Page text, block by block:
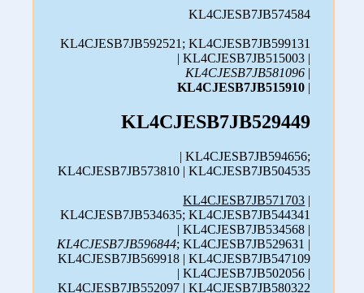
KL4CJESB7JB574584
KL4CJESB7JB592521; KL4CJESB7JB599131
| KL4CJESB7JB515003 |
KL4CJESB7JB581096 |
KL4CJESB7JB515910 |
KL4CJESB7JB529449
| KL4CJESB7JB594656;
KL4CJESB7JB573810 | KL4CJESB7JB504535
KL4CJESB7JB571703 |
KL4CJESB7JB534635; KL4CJESB7JB544341
| KL4CJESB7JB534568 |
KL4CJESB7JB596844; KL4CJESB7JB529631 |
KL4CJESB7JB569918 | KL4CJESB7JB547109
| KL4CJESB7JB502056 |
KL4CJESB7JB552097 | KL4CJESB7JB580322